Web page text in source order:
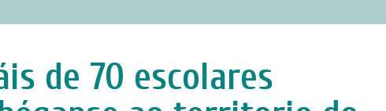
de 70 escolares